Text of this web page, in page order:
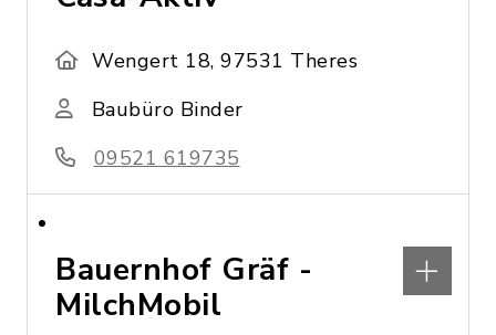
Wengert 18, 97531 Theres
Baubüro Binder
09521 619735
Bauernhof Gräf -
MilchMobil